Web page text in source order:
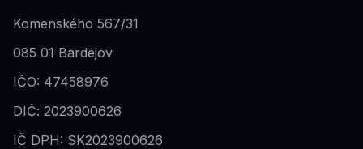
Komenského 567/31
085 01 Bardejov
IČO: 47458976
DIČ: 2023900626
IČ DPH: SK2023900626